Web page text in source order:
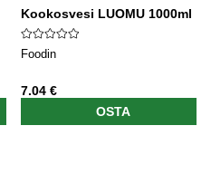
Kookosvesi LUOMU 1000ml
Foodin
7.04 €
OSTA